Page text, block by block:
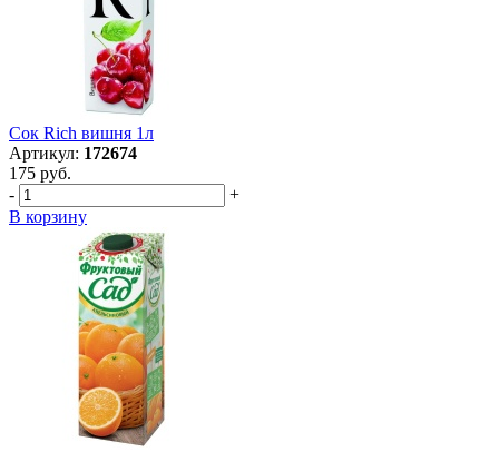
Сок Rich вишня 1л
Артикул: 172674
175 руб.
-
+
В корзину